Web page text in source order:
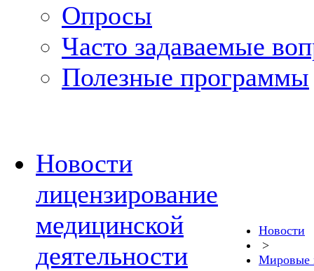
Опросы
Часто задаваемые
Полезные программы
Новости
лицензирование
медицинской
деятельности
Новости
>
Мировые